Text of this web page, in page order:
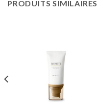
PRODUITS SIMILAIRES